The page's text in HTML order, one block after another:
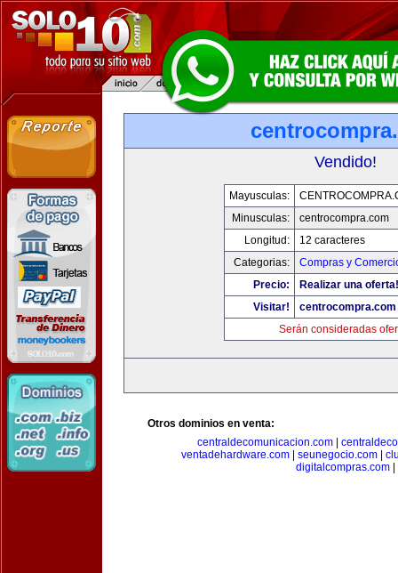
Vendido!
Mayusculas:
Minusculas:
centrocompra.com
Longitud:
12 caracteres
Categorias:
Compras y
Precio:
Realizar una oferta!
Visitar!
centrocompra.com
Serán consideradas
Otros dominios en venta:
centraldecomunicacion.com
ventadehardware.com| seunegocio.com|
digitalcompras.com